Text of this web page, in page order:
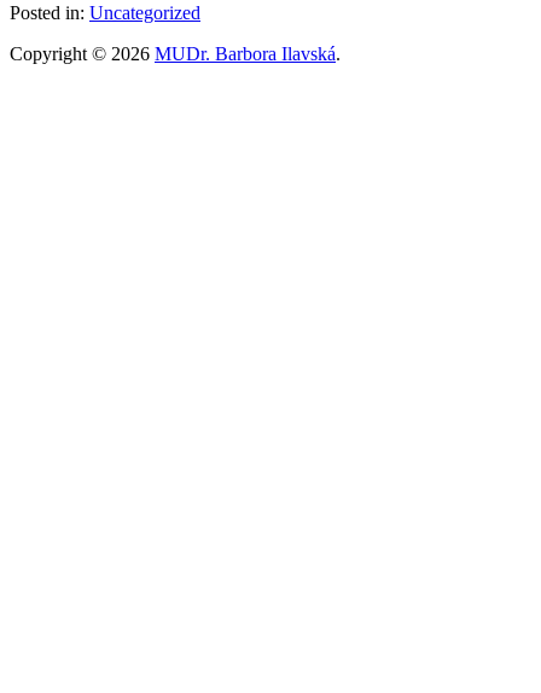
Posted in: Uncategorized
Copyright © 2026 MUDr. Barbora Ilavská.